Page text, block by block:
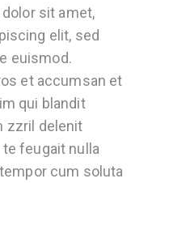
sit amet,
elit, sed
euismod.
et accumsan et
qui blandit
zzril delenit
feugait nulla
cum soluta